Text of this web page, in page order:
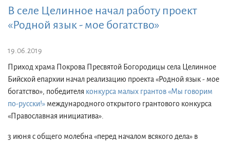
В селе Целинное начал работу проект
«Родной язык - мое богатство»
19.06.2019
Приход храма Покрова Пресвятой Богородицы села Целинное
Бийской епархии начал реализацию проекта «Родной язык - мое
богатство», победителя конкурса малых грантов «Мы говорим
по-русски!» международного открытого грантового конкурса
«Православная инициатива».
3 июня с общего молебна «перед началом всякого дела» в